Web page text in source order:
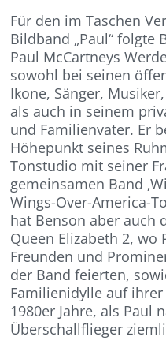
Für den im Taschen
Bildband „Paul“ folgte
Paul McCartneys
sowohl bei seinen
Ikone, Sänger,
als auch in seinem
und Familienvater. Er
Höhepunkt seines
Tonstudio mit seiner
gemeinsamen Band
Wings-Over-America-
hat Benson aber auch
Queen Elizabeth 2, wo
Freunden und
der Band feierten,
Familienidylle auf
1980er Jahre, als Paul
Überschallflieger